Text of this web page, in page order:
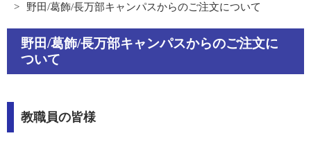
野田/葛飾/長万部キャンパスからのご注文について
野田/葛飾/長万部キャンパスからのご注文に
ついて
教職員の皆様